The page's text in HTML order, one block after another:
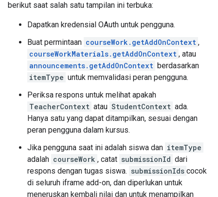
berikut saat salah satu tampilan ini terbuka:
Dapatkan kredensial OAuth untuk pengguna.
Buat permintaan courseWork.getAddOnContext ,
courseWorkMaterials.getAddOnContext , atau
announcements.getAddOnContext berdasarkan
itemType untuk memvalidasi peran pengguna.
Periksa respons untuk melihat apakah
TeacherContext atau StudentContext ada.
Hanya satu yang dapat ditampilkan, sesuai dengan
peran pengguna dalam kursus.
Jika pengguna saat ini adalah siswa dan itemType
adalah courseWork , catat submissionId dari
respons dengan tugas siswa. submissionIds cocok
di seluruh iframe add-on, dan diperlukan untuk
meneruskan kembali nilai dan untuk menampilkan